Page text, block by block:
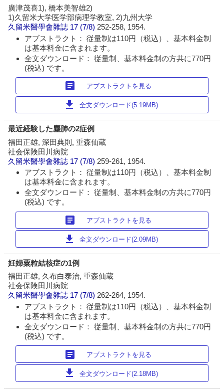
廣津茂喜1), 橋本美智雄2)
1)久留米大学医学部病理学教室, 2)九州大学
久留米醫學會雜誌 17 (7/8) 252-258, 1954.
アブストラクト： 従量制は110円（税込）、基本料金制
は基本料金に含まれます。
全文ダウンロード： 従量制、基本料金制の方共に770円
(税込) です。
article アブストラクトを見る
download 全文ダウンロード(5.19MB)
最近経験した塵肺の2症例
福田正雄, 深田典則, 重森仙蔵
社会保険田川病院
久留米醫學會雜誌 17 (7/8) 259-261, 1954.
アブストラクト： 従量制は110円（税込）、基本料金制
は基本料金に含まれます。
全文ダウンロード： 従量制、基本料金制の方共に770円
(税込) です。
article アブストラクトを見る
download 全文ダウンロード(2.09MB)
妊婦粟粒結核症の1例
福田正雄, 久布白泰治, 重森仙蔵
社会保険田川病院
久留米醫學會雜誌 17 (7/8)262-264, 1954.
アブストラクト： 従量制は110円（税込）、基本料金制
は基本料金に含まれます。
全文ダウンロード： 従量制、基本料金制の方共に770円
(税込) です。
article アブストラクトを見る
download 全文ダウンロード(2.18MB)